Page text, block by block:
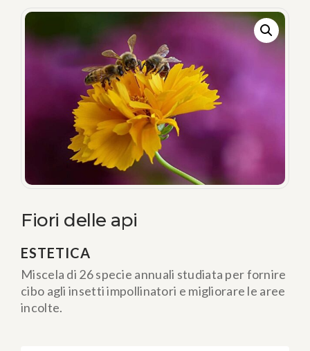
Fiori delle api
ESTETICA
Miscela di 26 specie annuali studiata per fornire
cibo agli insetti impollinatori e migliorare le aree
incolte.